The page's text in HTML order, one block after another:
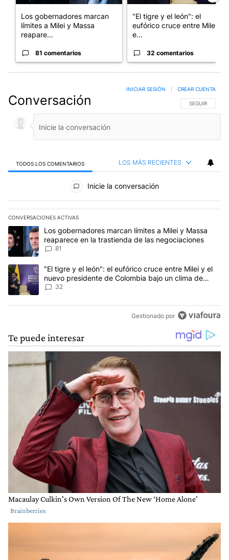
Los gobernadores marcan
límites a Milei y Massa
reapare...
81 comentarios
"El tigre y el león": el
eufórico cruce entre Milei y
e...
32 comentarios
Conversación SIGA ESTA
SEGUIR
INICIAR SESIÓN CREAR CUENTA
TODOS LOS COMENTARIOS LOS MÁS RECIENTES
Todos los comentarios
Inicie la conversación
CONVERSACIONES ACTIVAS
Este listado muestra los artículos con más comentarios en los
Un artículo de tendencia con el título "Los gobernadores marcan
Los gobernadores marcan límites a Milei y Massa
reaparece en la trastienda de las negociaciones
81
Un artículo de tendencia con el título ""El tigre y el león": el
"El tigre y el león": el eufórico cruce entre Milei y el
nuevo presidente de Colombia bajo un clima de
máxima tensión
32
Gestionado por